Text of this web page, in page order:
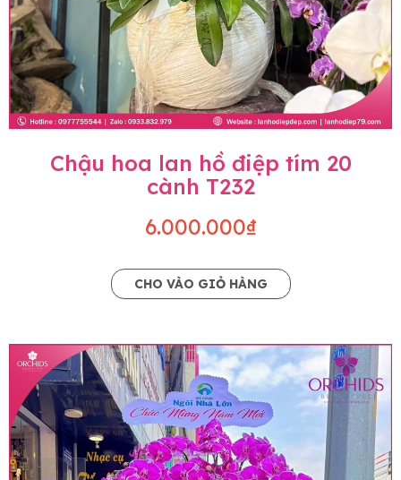
Chậu hoa lan hồ điệp tím 20
cành T232
6.000.000₫
CHO VÀO GIỎ HÀNG